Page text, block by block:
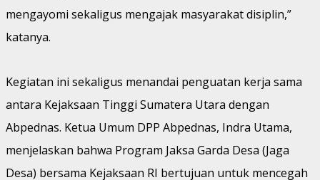
mengayomi sekaligus mengajak masyarakat disiplin,”
katanya.
Kegiatan ini sekaligus menandai penguatan kerja sama
antara Kejaksaan Tinggi Sumatera Utara dengan
Abpednas. Ketua Umum DPP Abpednas, Indra Utama,
menjelaskan bahwa Program Jaksa Garda Desa (Jaga
Desa) bersama Kejaksaan RI bertujuan untuk mencegah